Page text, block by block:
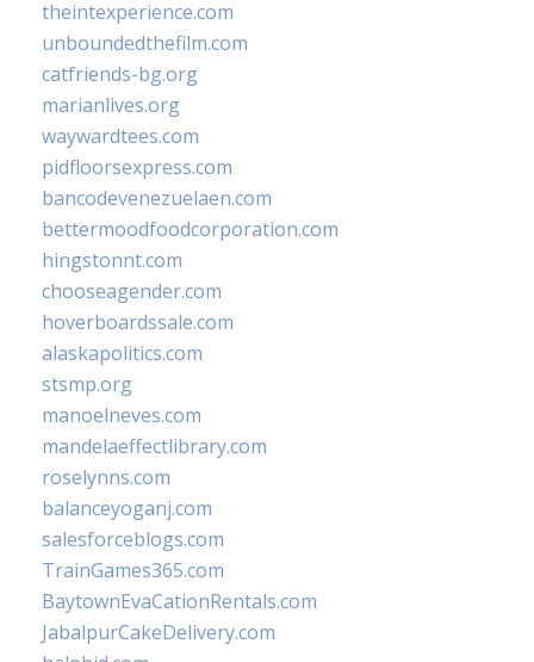
theintexperience.com
unboundedthefilm.com
catfriends-bg.org
marianlives.org
waywardtees.com
pidfloorsexpress.com
bancodevenezuelaen.com
bettermoodfoodcorporation.com
hingstonnt.com
chooseagender.com
hoverboardssale.com
alaskapolitics.com
stsmp.org
manoelneves.com
mandelaeffectlibrary.com
roselynns.com
balanceyoganj.com
salesforceblogs.com
TrainGames365.com
BaytownEvaCationRentals.com
JabalpurCakeDelivery.com